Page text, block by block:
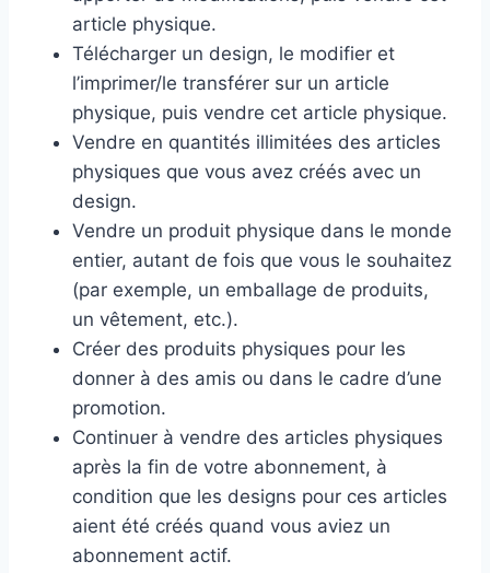
article physique.
Télécharger un design, le modifier et
l’imprimer/le transférer sur un article
physique, puis vendre cet article physique.
Vendre en quantités illimitées des articles
physiques que vous avez créés avec un
design.
Vendre un produit physique dans le monde
entier, autant de fois que vous le souhaitez
(par exemple, un emballage de produits,
un vêtement, etc.).
Créer des produits physiques pour les
donner à des amis ou dans le cadre d’une
promotion.
Continuer à vendre des articles physiques
après la fin de votre abonnement, à
condition que les designs pour ces articles
aient été créés quand vous aviez un
abonnement actif.